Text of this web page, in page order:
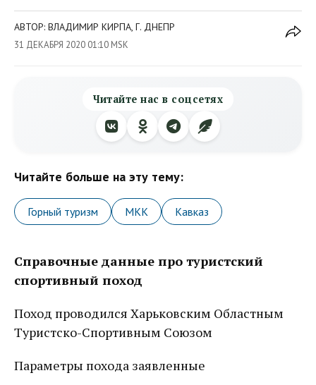
АВТОР: ВЛАДИМИР КИРПА, Г. ДНЕПР
31 ДЕКАБРЯ 2020 01:10 MSK
Читайте нас в соцсетях
Читайте больше на эту тему:
Горный туризм МКК Кавказ
Справочные данные про туристский
спортивный поход
Поход проводился Харьковским Областным
Туристско-Спортивным Союзом
Параметры похода заявленные